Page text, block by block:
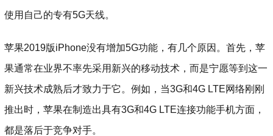
使用自己的专有5G天线。
苹果2019版iPhone没有增加5G功能，有几个原因。首先，苹
果通常在业界不率先采用新兴的移动技术，而是宁愿等到这一
新兴技术成熟后才致力于它。例如，当3G和4G LTE网络刚刚
推出时，苹果在制造出具有3G和4G LTE连接功能手机方面，
都是落后于竞争对手。